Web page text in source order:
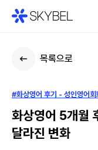
목록으로
#화상영어 후기 - 성인영어회
화상영어 5개월
달라진 변화